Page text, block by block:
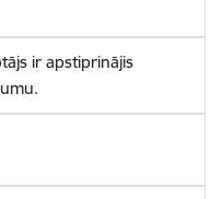
ir apstiprinājis